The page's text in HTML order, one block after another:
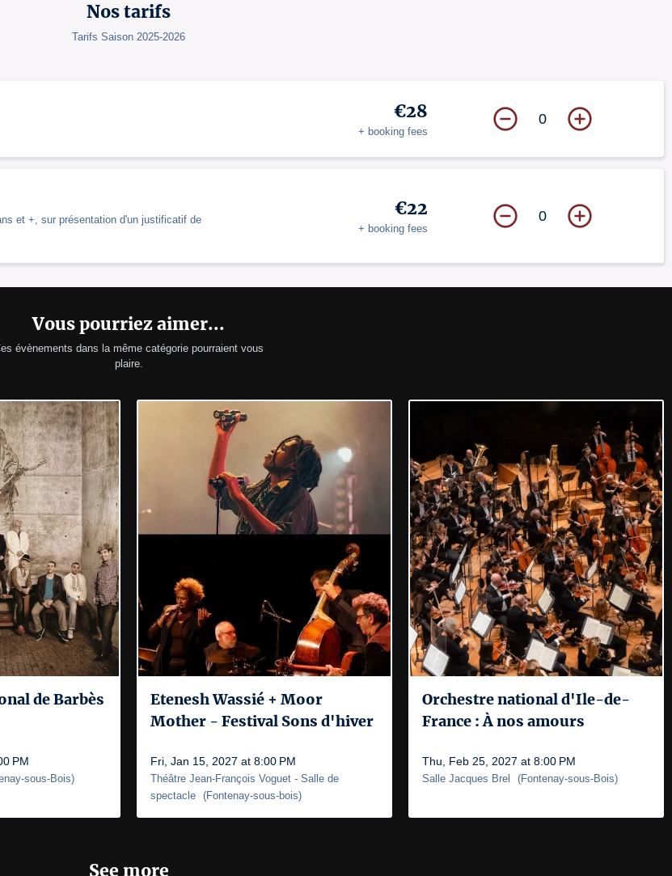
Nos tarifs
Tarifs Saison 2025-2026
€28
+ booking fees
0
et +, sur présentation d'un justificatif de
€22
+ booking fees
0
Vous pourriez aimer...
évènements dans la même catégorie pourraient vous
plaire.
de Barbès
PM
sous-Bois)
Etenesh Wassié + Moor
Mother - Festival Sons d'hiver
Fri, Jan 15, 2027 at 8:00 PM
Théâtre Jean-François Voguet - Salle de
spectacle (Fontenay-sous-bois)
Orchestre national d'Ile-de-
France : À nos amours
Thu, Feb 25, 2027 at 8:00 PM
Salle Jacques Brel (Fontenay-sous-Bois)
See more